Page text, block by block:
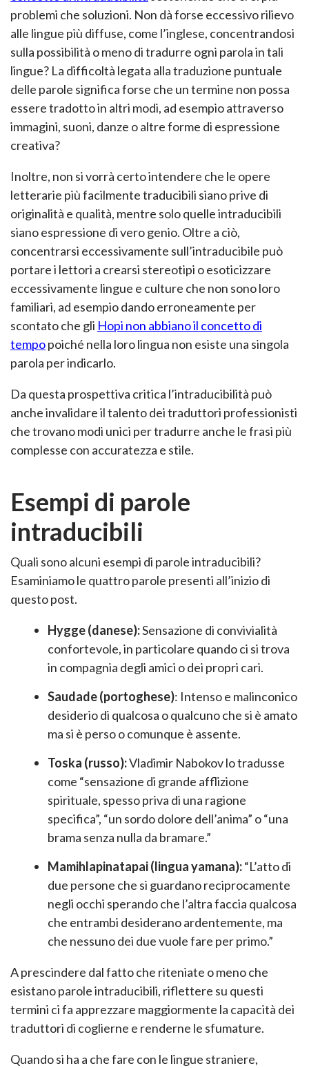
problemi che soluzioni. Non dà forse eccessivo rilievo
alle lingue più diffuse, come l’inglese, concentrandosi
sulla possibilità o meno di tradurre ogni parola in tali
lingue? La difficoltà legata alla traduzione puntuale
delle parole significa forse che un termine non possa
essere tradotto in altri modi, ad esempio attraverso
immagini, suoni, danze o altre forme di espressione
creativa?
Inoltre, non si vorrà certo intendere che le opere
letterarie più facilmente traducibili siano prive di
originalità e qualità, mentre solo quelle intraducibili
siano espressione di vero genio. Oltre a ciò,
concentrarsi eccessivamente sull’intraducibile può
portare i lettori a crearsi stereotipi o esoticizzare
eccessivamente lingue e culture che non sono loro
familiari, ad esempio dando erroneamente per
scontato che gli Hopi non abbiano il concetto di
tempopoiché nella loro lingua non esiste una singola
parola per indicarlo.
Da questa prospettiva critica l’intraducibilità può
anche invalidare il talento dei traduttori professionisti
che trovano modi unici per tradurre anche le frasi più
complesse con accuratezza e stile.
Esempi di parole
intraducibili
Quali sono alcuni esempi di parole intraducibili?
Esaminiamo le quattro parole presenti all’inizio di
questo post.
Hygge (danese):Sensazione di convivialità
confortevole, in particolare quando ci si trova
in compagnia degli amici o dei propri cari.
Saudade (portoghese): Intenso e malinconico
desiderio di qualcosa o qualcuno che si è amato
ma si è perso o comunque è assente.
Toska (russo):Vladimir Nabokov lo tradusse
come “sensazione di grande afflizione
spirituale, spesso priva di una ragione
specifica”, “un sordo dolore dell’anima” o “una
brama senza nulla da bramare.”
Mamihlapinatapai (lingua yamana):“L’atto di
due persone che si guardano reciprocamente
negli occhi sperando che l’altra faccia qualcosa
che entrambi desiderano ardentemente, ma
che nessuno dei due vuole fare per primo.”
A prescindere dal fatto che riteniate o meno che
esistano parole intraducibili, riflettere su questi
termini ci fa apprezzare maggiormente la capacità dei
traduttori di coglierne e renderne le sfumature.
Quando si ha a che fare con le lingue straniere,